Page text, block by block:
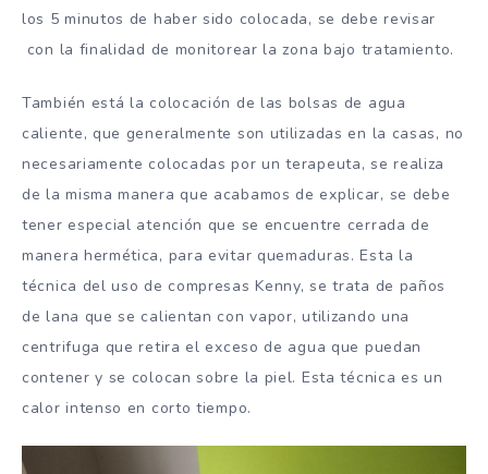
los 5 minutos de haber sido colocada, se debe revisar
con la finalidad de monitorear la zona bajo tratamiento.
También está la colocación de las bolsas de agua
caliente, que generalmente son utilizadas en la casas, no
necesariamente colocadas por un terapeuta, se realiza
de la misma manera que acabamos de explicar, se debe
tener especial atención que se encuentre cerrada de
manera hermética, para evitar quemaduras. Esta la
técnica del uso de compresas Kenny, se trata de paños
de lana que se calientan con vapor, utilizando una
centrifuga que retira el exceso de agua que puedan
contener y se colocan sobre la piel. Esta técnica es un
calor intenso en corto tiempo.